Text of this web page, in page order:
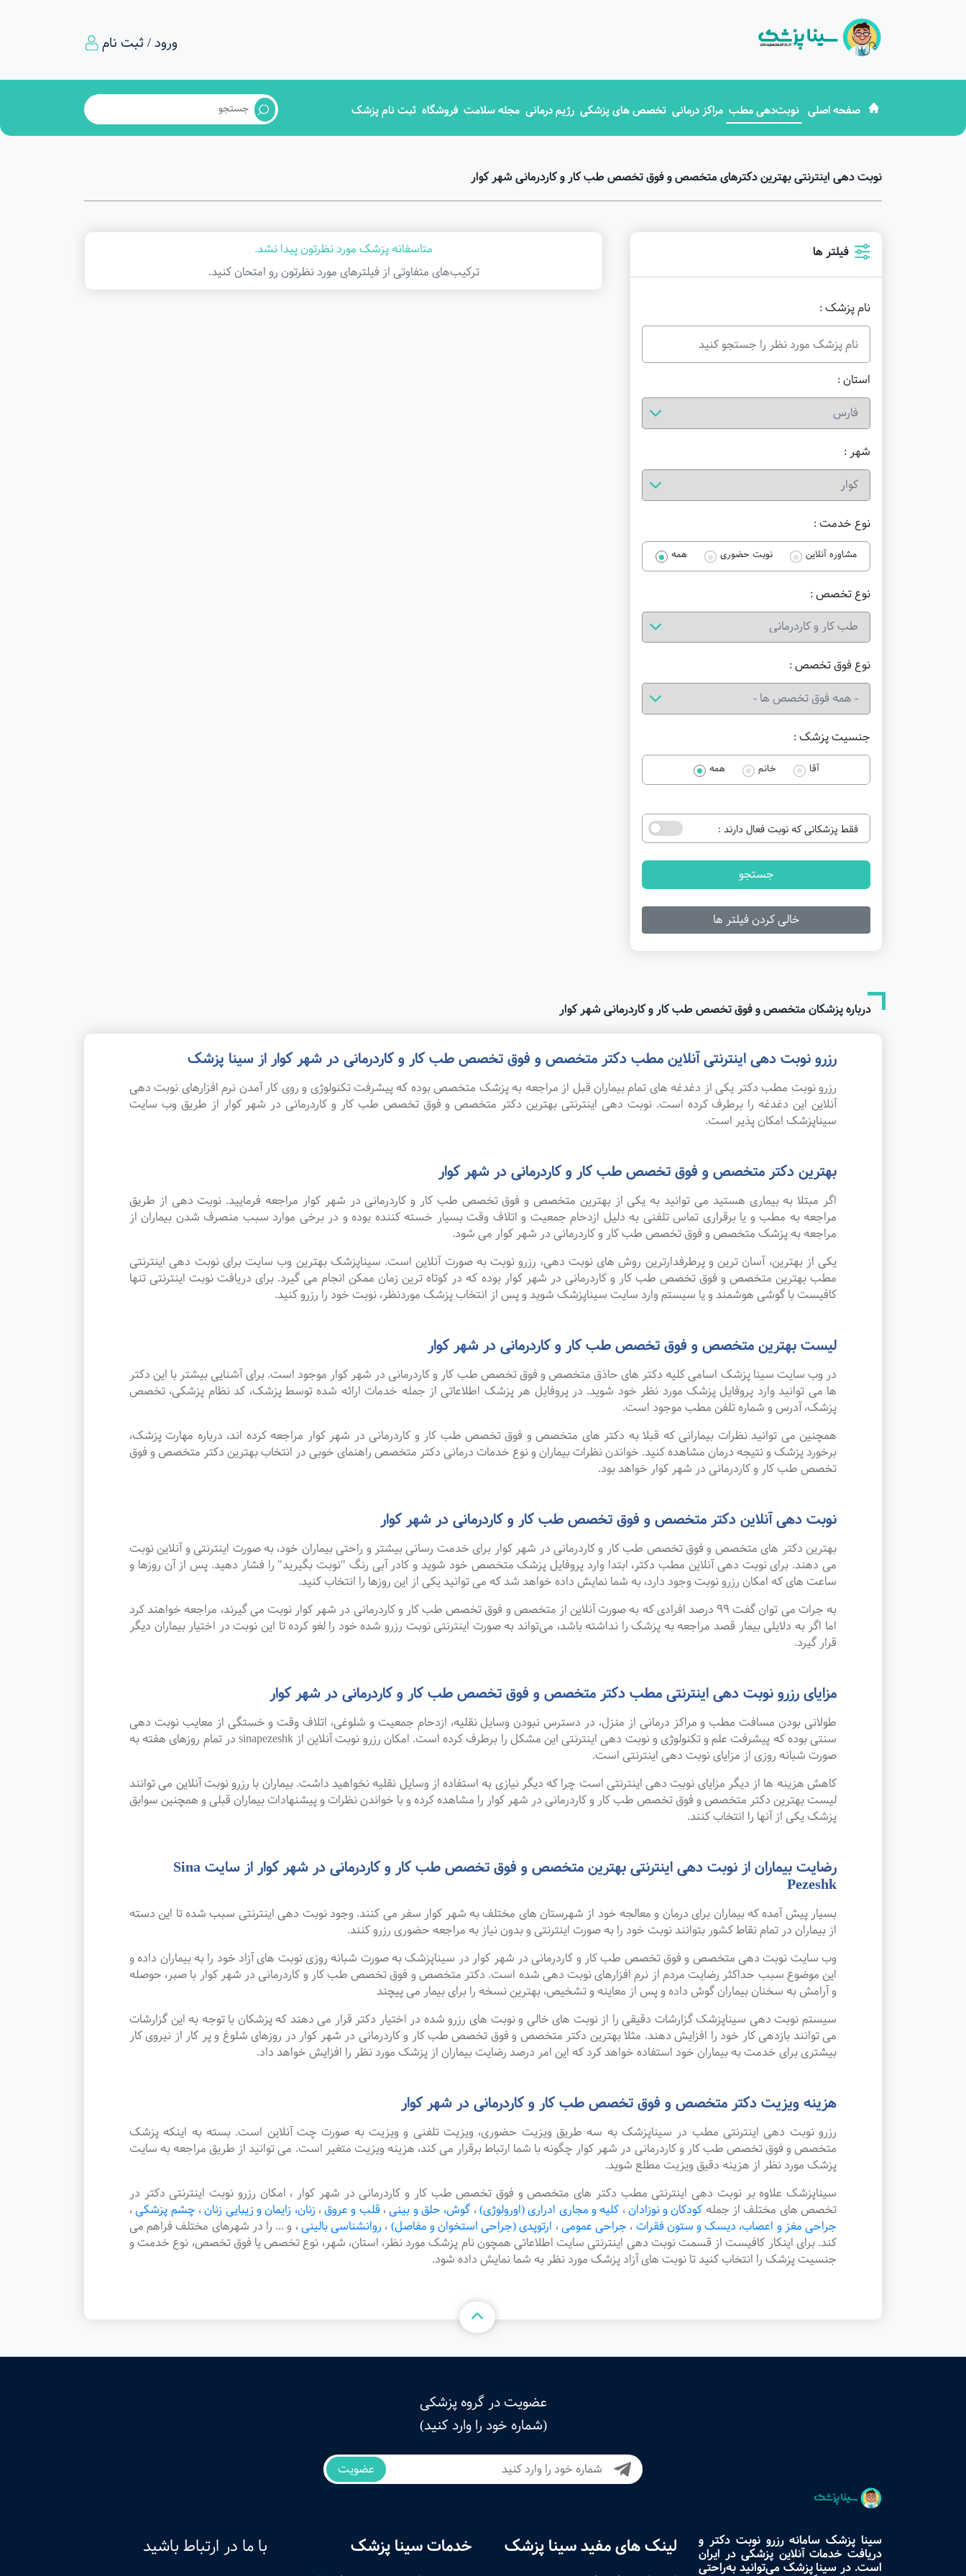
ورود / ثبت نام
صفحه اصلی نوبت‌دهی مطب مراکز درمانی تخصص های پزشکی رژیم درمانی مجله سلامت فروشگاه ثبت نام پزشک
نوبت دهی اینترنتی بهترین دکترهای متخصص و فوق تخصص طب کار و کاردرمانی شهر کوار
فیلتر ها
نام پزشک :
استان :
شهر :
نوع خدمت :
مشاوره آنلاین نوبت حضوری همه
نوع تخصص :
نوع فوق تخصص :
جنسیت پزشک :
آقا خانم همه
فقط پزشکانی که نوبت فعال دارند :
جستجو
خالی کردن فیلتر ها
متاسفانه پزشک مورد نظرتون پیدا نشد.
ترکیب‌های متفاوتی از فیلتر‌های مورد نظرتون رو امتحان کنید.
درباره پزشکان متخصص و فوق تخصص طب کار و کاردرمانی شهر کوار
رزرو نوبت دهی اینترنتی آنلاین مطب دکتر متخصص و فوق تخصص طب کار و کاردرمانی در شهر کوار از سینا پزشک
رزرو نوبت مطب دکتر یکی از دغدغه های تمام بیماران قبل از مراجعه به پزشک متخصص بوده که پیشرفت تکنولوژی و روی کار آمدن نرم افزارهای نوبت دهی
آنلاین این دغدغه را برطرف کرده است. نوبت دهی اینترنتی بهترین دکتر متخصص و فوق تخصص طب کار و کاردرمانی در شهر کوار از طریق وب سایت
سیناپزشک امکان پذیر است.
بهترین دکتر متخصص و فوق تخصص طب کار و کاردرمانی در شهر کوار
اگر مبتلا به بیماری هستید می توانید به یکی از بهترین متخصص و فوق تخصص طب کار و کاردرمانی در شهر کوار مراجعه فرمایید. نوبت دهی از طریق
مراجعه به مطب و یا برقراری تماس تلفنی به دلیل ازدحام جمعیت و اتلاف وقت بسیار خسته کننده بوده و در برخی موارد سبب منصرف شدن بیماران از
مراجعه به پزشک متخصص و فوق تخصص طب کار و کاردرمانی در شهر کوار می شود.
یکی از بهترین، آسان ترین و پرطرفدارترین روش های نوبت دهی، رزرو نوبت به صورت آنلاین است. سیناپزشک بهترین وب سایت برای نوبت دهی اینترنتی
مطب بهترین متخصص و فوق تخصص طب کار و کاردرمانی در شهر کوار بوده که در کوتاه ترین زمان ممکن انجام می گیرد. برای دریافت نوبت اینترنتی تنها
کافیست با گوشی هوشمند و یا سیستم وارد سایت سیناپزشک شوید و پس از انتخاب پزشک موردنظر، نوبت خود را رزرو کنید.
لیست بهترین متخصص و فوق تخصص طب کار و کاردرمانی در شهر کوار
در وب سایت سینا پزشک اسامی کلیه دکتر های حاذق متخصص و فوق تخصص طب کار و کاردرمانی در شهر کوار موجود است. برای آشنایی بیشتر با این دکتر
ها می توانید وارد پروفایل پزشک مورد نظر خود شوید. در پروفایل هر پزشک اطلاعاتی از جمله خدمات ارائه شده توسط پزشک، کد نظام پزشکی، تخصص
پزشک، آدرس و شماره تلفن مطب موجود است.
همچنین می توانید نظرات بیمارانی که قبلا به دکتر های متخصص و فوق تخصص طب کار و کاردرمانی در شهر کوار مراجعه کرده اند، درباره مهارت پزشک،
برخورد پزشک و نتیجه درمان مشاهده کنید. خواندن نظرات بیماران و نوع خدمات درمانی دکتر متخصص راهنمای خوبی در انتخاب بهترین دکتر متخصص و فوق
تخصص طب کار و کاردرمانی در شهر کوار خواهد بود.
نوبت دهی آنلاین دکتر متخصص و فوق تخصص طب کار و کاردرمانی در شهر کوار
بهترین دکتر های متخصص و فوق تخصص طب کار و کاردرمانی در شهر کوار برای خدمت رسانی بیشتر و راحتی بیماران خود، به صورت اینترنتی و آنلاین نوبت
می دهند. برای نوبت دهی آنلاین مطب دکتر، ابتدا وارد پروفایل پزشک متخصص خود شوید و کادر آبی رنگ "نوبت بگیرید" را فشار دهید. پس از آن روزها و
ساعت های که امکان رزرو نوبت وجود دارد، به شما نمایش داده خواهد شد که می توانید یکی از این روزها را انتخاب کنید.
به جرات می‌ توان گفت ۹۹ درصد افرادی که به صورت آنلاین از متخصص و فوق تخصص طب کار و کاردرمانی در شهر کوار نوبت می گیرند، مراجعه خواهند کرد
اما اگر به دلایلی بیمار قصد مراجعه به پزشک را نداشته باشد، می‌تواند به صورت اینترنتی نوبت رزرو شده خود را لغو کرده تا این نوبت در اختیار بیماران دیگر
قرار گیرد.
مزایای رزرو نوبت دهی اینترنتی مطب دکتر متخصص و فوق تخصص طب کار و کاردرمانی در شهر کوار
طولانی بودن مسافت مطب و مراکز درمانی از منزل، در دسترس نبودن وسایل نقلیه، ازدحام جمعیت و شلوغی، اتلاف وقت و خستگی از معایب نوبت دهی
سنتی بوده که پیشرفت علم و تکنولوژی و نوبت دهی اینترنتی این مشکل را برطرف کرده است. امکان رزرو نوبت آنلاین از sinapezeshk در تمام روزهای هفته به
صورت شبانه روزی از مزایای نوبت دهی اینترنتی است.
کاهش هزینه ها از دیگر مزایای نوبت دهی اینترنتی است چرا که دیگر نیازی به استفاده از وسایل نقلیه نخواهید داشت. بیماران با رزرو نوبت آنلاین می توانند
لیست بهترین دکتر متخصص و فوق تخصص طب کار و کاردرمانی در شهر کوار را مشاهده کرده و با خواندن نظرات و پیشنهادات بیماران قبلی و همچنین سوابق
پزشک یکی از آنها را انتخاب کنند.
رضایت بیماران از نوبت دهی اینترنتی بهترین متخصص و فوق تخصص طب کار و کاردرمانی در شهر کوار از سایت Sina
Pezeshk
بسیار پیش آمده که بیماران برای درمان و معالجه خود از شهرستان های مختلف به شهر کوار سفر می کنند. وجود نوبت دهی اینترنتی سبب شده تا این دسته
از بیماران در تمام نقاط کشور بتوانند نوبت خود را به صورت اینترنتی و بدون نیاز به مراجعه حضوری رزرو کنند.
وب سایت نوبت دهی متخصص و فوق تخصص طب کار و کاردرمانی در شهر کوار در سیناپزشک به صورت شبانه روزی نوبت های آزاد خود را به بیماران داده و
این موضوع سبب حداکثر رضایت مردم از نرم افزارهای نوبت دهی شده است. دکتر متخصص و فوق تخصص طب کار و کاردرمانی در شهر کوار با صبر، حوصله
و آرامش به سخنان بیماران گوش داده و پس از معاینه و تشخیص، بهترین نسخه را برای بیمار می پیچند
سیستم نوبت دهی سیناپزشک گزارشات دقیقی را از نوبت های خالی و نوبت های رزرو شده در اختیار دکتر قرار می دهند که پزشکان با توجه به این گزارشات
می توانند بازدهی کار خود را افزایش دهند. مثلا بهترین دکتر متخصص و فوق تخصص طب کار و کاردرمانی در شهر کوار در روزهای شلوغ و پر کار از نیروی کار
بیشتری برای خدمت به بیماران خود استفاده خواهد کرد که این امر درصد رضایت بیماران از پزشک مورد نظر را افزایش خواهد داد.
هزینه ویزیت دکتر متخصص و فوق تخصص طب کار و کاردرمانی در شهر کوار
رزرو نوبت دهی اینترنتی مطب در سیناپزشک به سه طریق ویزیت حضوری، ویزیت تلفنی و ویزیت به صورت چت آنلاین است. بسته به اینکه پزشک
متخصص و فوق تخصص طب کار و کاردرمانی در شهر کوار چگونه با شما ارتباط برقرار می کند، هزینه ویزیت متغیر است. می توانید از طریق مراجعه به سایت
پزشک مورد نظر از هزینه دقیق ویزیت مطلع شوید.
سیناپزشک علاوه بر نوبت دهی اینترنتی مطب دکتر های متخصص و فوق تخصص طب کار و کاردرمانی در شهر کوار ، امکان رزرو نوبت اینترنتی دکتر در
تخصص های مختلف از جمله کودکان و نوزادان، کلیه و مجاری ادراری (اورولوژی)، گوش، حلق و بینی، قلب و عروق، زنان، زایمان و زیبایی زنان، چشم پزشکی،
جراحی مغز و اعصاب، دیسک و ستون فقرات ، جراحی عمومی، ارتوپدی (جراحی استخوان و مفاصل) ، روانشناسی بالینی، و ... را در شهرهای مختلف فراهم می
کند. برای اینکار کافیست از قسمت نوبت دهی اینترنتی سایت اطلاعاتی همچون نام پزشک مورد نظر، استان، شهر، نوع تخصص یا فوق تخصص، نوع خدمت و
جنسیت پزشک را انتخاب کنید تا نوبت های آزاد پزشک مورد نظر به شما نمایش داده شود.
عضویت در گروه پزشکی
(شماره خود را وارد کنید)
عضویت
سینا پزشک سامانه رزرو نوبت دکتر و
دریافت خدمات آنلاین پزشکی در ایران
است. در سینا پزشک می‌توانید به‌راحتی
لینک های مفید سینا پزشک خدمات سینا پزشک با ما در ارتباط باشید